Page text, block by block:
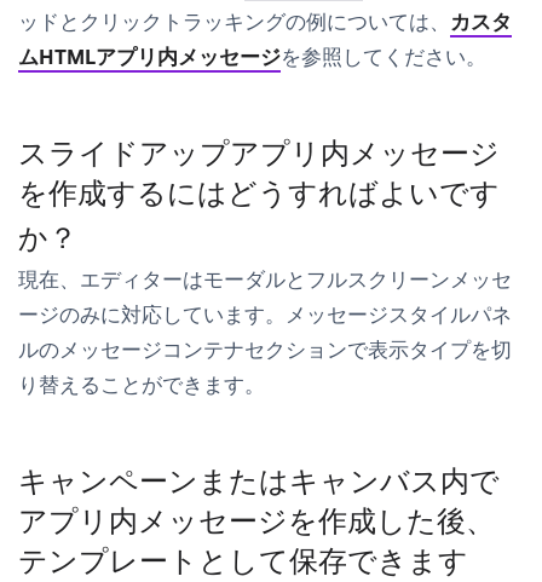
ッドとクリックトラッキングの例については、 カスタ
ムHTMLアプリ内メッセージを参照してください。
スライドアップアプリ内メッセージ
を作成するにはどうすればよいです
か？
現在、エディターはモーダルとフルスクリーンメッセ
ージのみに対応しています。 メッセージスタイルパネ
ルのメッセージコンテナセクションで表示タイプを切
り替えることができます。
キャンペーンまたはキャンバス内で
アプリ内メッセージを作成した後、
テンプレートとして保存できます